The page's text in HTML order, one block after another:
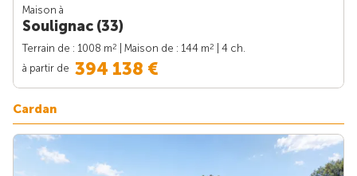
Maison à
Soulignac (33)
Terrain de : 1008 m2 | Maison de : 144 m2
| 4 ch.
à partir de 394 138 €
Cardan